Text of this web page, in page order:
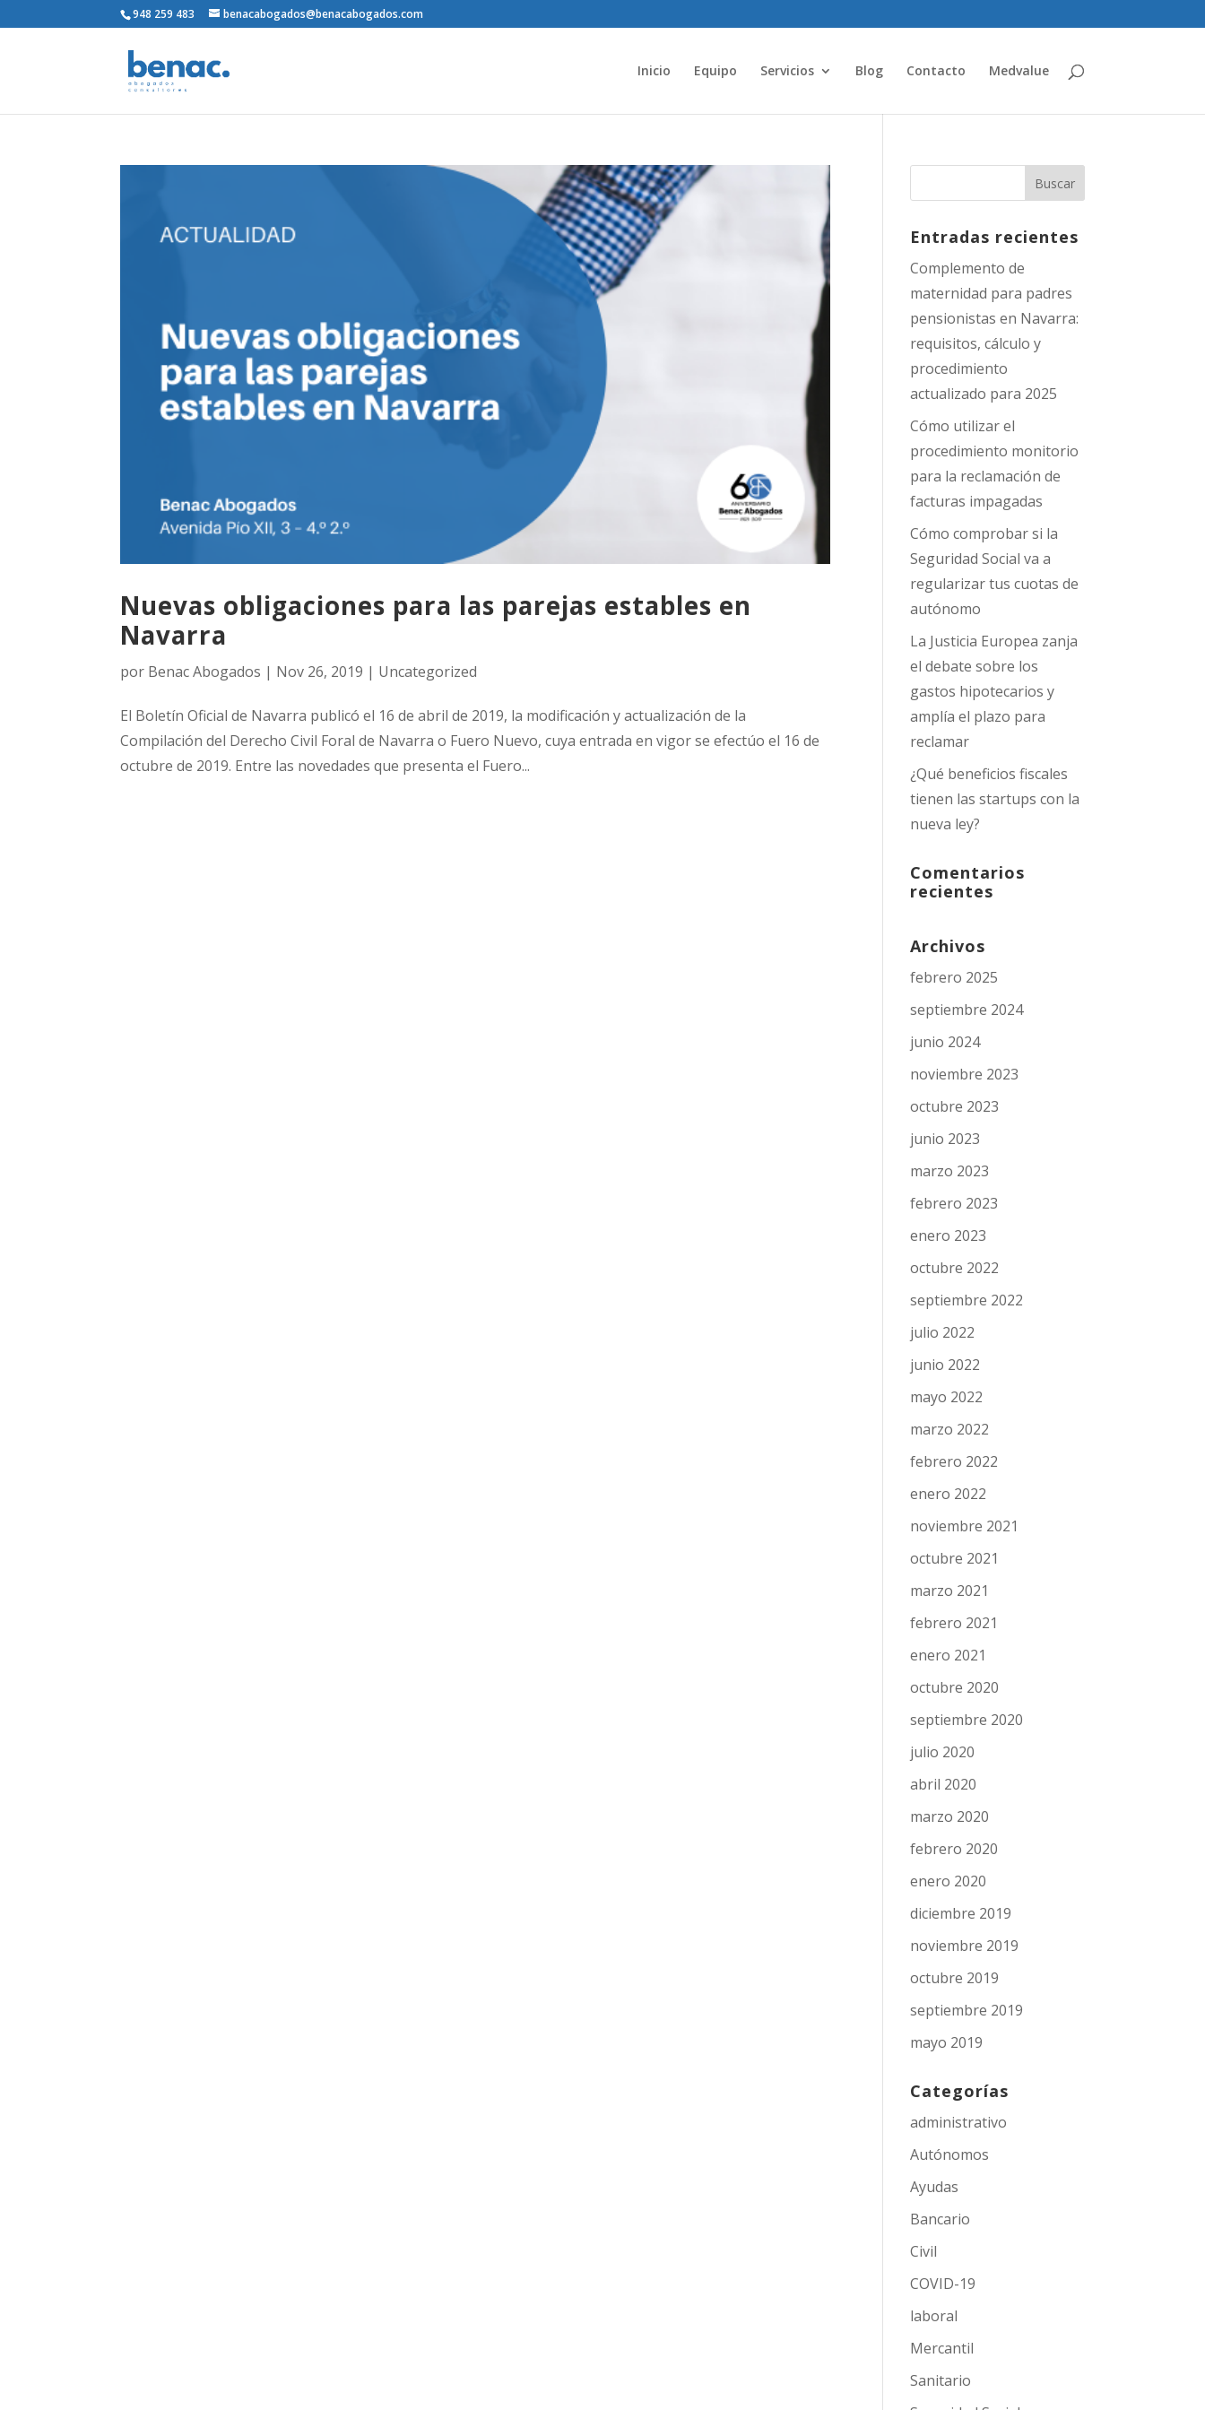
948 259 483 benacabogados@benacabogados.com
Inicio Equipo Servicios Blog Contacto Medvalue
Nuevas obligaciones para las parejas estables en
Navarra
por Benac Abogados | Nov 26, 2019 | Uncategorized
El Boletín Oficial de Navarra publicó el 16 de abril de 2019, la modificación y actualización de la
Compilación del Derecho Civil Foral de Navarra o Fuero Nuevo, cuya entrada en vigor se efectúo el 16 de
octubre de 2019. Entre las novedades que presenta el Fuero...
Entradas recientes
Complemento de
maternidad para padres
pensionistas en Navarra:
requisitos, cálculo y
procedimiento
actualizado para 2025
Cómo utilizar el
procedimiento monitorio
para la reclamación de
facturas impagadas
Cómo comprobar si la
Seguridad Social va a
regularizar tus cuotas de
autónomo
La Justicia Europea zanja
el debate sobre los
gastos hipotecarios y
amplía el plazo para
reclamar
¿Qué beneficios fiscales
tienen las startups con la
nueva ley?
Comentarios
recientes
Archivos
febrero 2025
septiembre 2024
junio 2024
noviembre 2023
octubre 2023
junio 2023
marzo 2023
febrero 2023
enero 2023
octubre 2022
septiembre 2022
julio 2022
junio 2022
mayo 2022
marzo 2022
febrero 2022
enero 2022
noviembre 2021
octubre 2021
marzo 2021
febrero 2021
enero 2021
octubre 2020
septiembre 2020
julio 2020
abril 2020
marzo 2020
febrero 2020
enero 2020
diciembre 2019
noviembre 2019
octubre 2019
septiembre 2019
mayo 2019
Categorías
administrativo
Autónomos
Ayudas
Bancario
Civil
COVID-19
laboral
Mercantil
Sanitario